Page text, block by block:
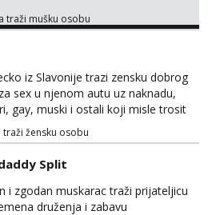
bilo gdje zato se javi što prije da
te!
traži mušku osobu
iz Slavonije trazi zensku dobrog
sex u njenom autu uz naknadu,
gay, muski i ostali koji misle trosit
pisanje mogu zaobic oglas, ako si
i zainteresirana da te punim negdje
u tvom autu javi se na whatsapp
098 199 1895.
traži žensku osobu
Split
i zgodan muskarac traži prijateljicu
druženja i zabavu